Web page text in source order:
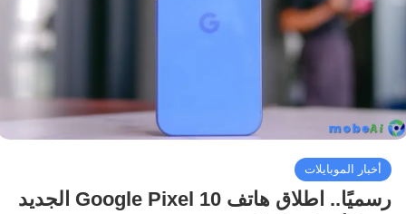
أخبار الموبايلات
رسميًا.. اطلاق هاتف Google Pixel 10 الجديد